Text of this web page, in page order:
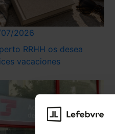
07/2026
RRHH os desea
vacaciones